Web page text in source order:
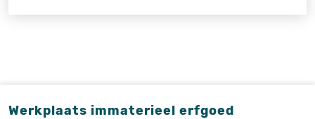
Werkplaats immaterieel erfgoed